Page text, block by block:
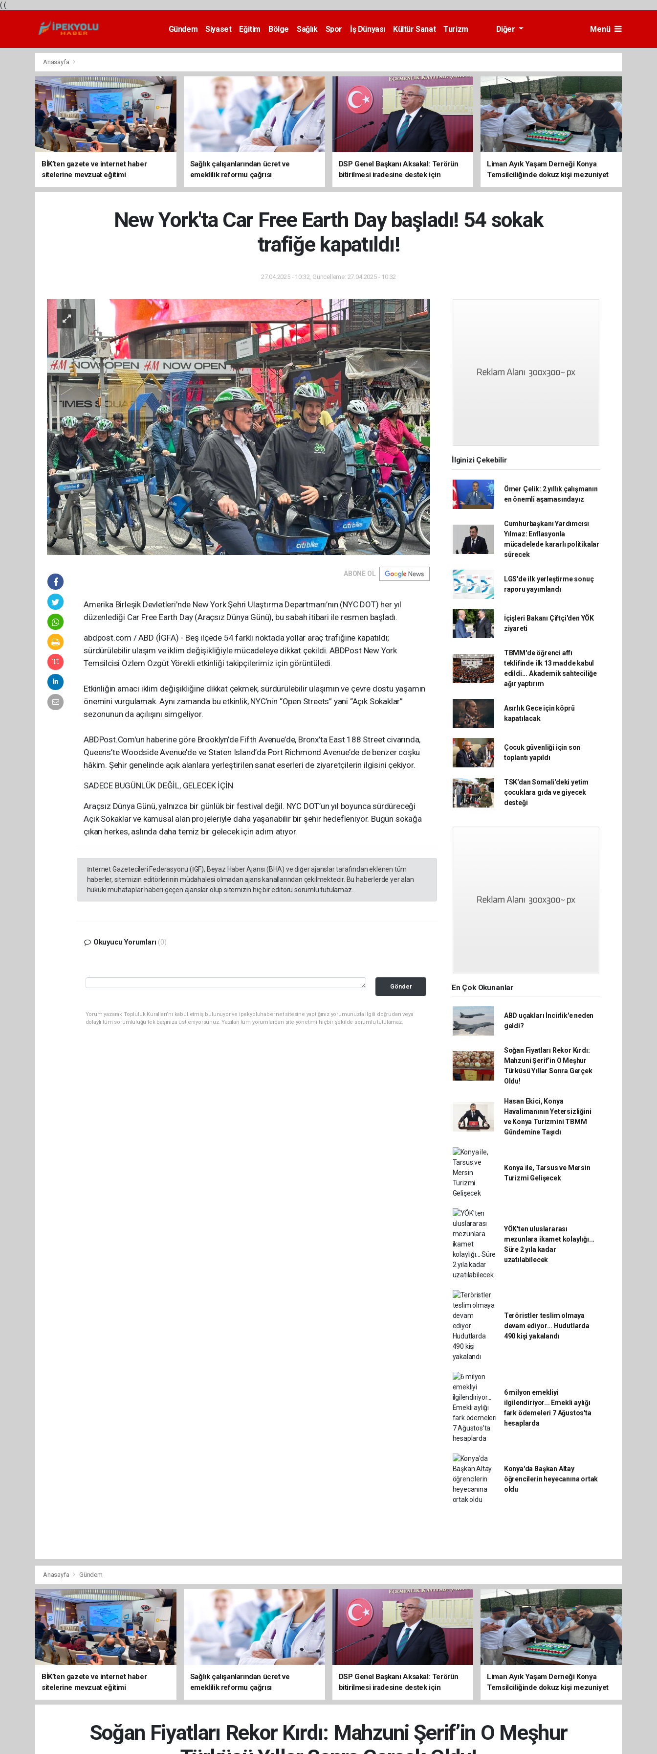
( (
Gündem Siyaset Eğitim Bölge Sağlık Spor İş Dünyası Kültür Sanat
Turizm
Diğer Menü
Anasayfa
BİK’ten gazete ve internet haber
sitelerine mevzuat eğitimi
Sağlık çalışanlarından ücret ve
emeklilik reformu çağrısı
DSP Genel Başkanı Aksakal: Terörün
bitirilmesi iradesine destek için
imzalayacağım
Liman Ayık Yaşam Derneği Konya
Temsilciliğinde dokuz kişi mezuniyet
sevinci yaşadı
New York'ta Car Free Earth Day başladı! 54 sokak
trafiğe kapatıldı!
27.04.2025 - 10:32, Güncelleme: 27.04.2025 - 10:32
ABONE OL
Amerika Birleşik Devletleri'nde New York Şehri Ulaştırma Departmanı’nın (NYC DOT) her yıl
düzenlediği Car Free Earth Day (Araçsız Dünya Günü), bu sabah itibari ile resmen başladı.
abdpost.com / ABD (İGFA) - Beş ilçede 54 farklı noktada yollar araç trafiğine kapatıldı;
sürdürülebilir ulaşım ve iklim değişikliğiyle mücadeleye dikkat çekildi. ABDPost New York
Temsilcisi Özlem Özgüt Yörekli etkinliği takipçilerimiz için görüntüledi.
Etkinliğin amacı iklim değişikliğine dikkat çekmek, sürdürülebilir ulaşımın ve çevre dostu yaşamın
önemini vurgulamak. Aynı zamanda bu etkinlik, NYC’nin “Open Streets” yani “Açık Sokaklar”
sezonunun da açılışını simgeliyor.
ABDPost.Com'un haberine göre Brooklyn’de Fifth Avenue’de, Bronx’ta East 188 Street civarında,
Queens’te Woodside Avenue’de ve Staten Island’da Port Richmond Avenue’de de benzer coşku
hâkim. Şehir genelinde açık alanlara yerleştirilen sanat eserleri de ziyaretçilerin ilgisini çekiyor.
SADECE BUGÜNLÜK DEĞİL, GELECEK İÇİN
Araçsız Dünya Günü, yalnızca bir günlük bir festival değil. NYC DOT’un yıl boyunca sürdüreceği
Açık Sokaklar ve kamusal alan projeleriyle daha yaşanabilir bir şehir hedefleniyor. Bugün sokağa
çıkan herkes, aslında daha temiz bir gelecek için adım atıyor.
İnternet Gazetecileri Federasyonu (İGF), Beyaz Haber Ajansı (BHA) ve diğer ajanslar tarafından eklenen tüm
haberler, sitemizin editörlerinin müdahalesi olmadan ajans kanallarından çekilmektedir. Bu haberlerde yer alan
hukuki muhataplar haberi geçen ajanslar olup sitemizin hiç bir editörü sorumlu tutulamaz...
Okuyucu Yorumları (0)
Gönder
Yorum yazarak Topluluk Kuralları’nı kabul etmiş bulunuyor ve ipekyoluhaber.net sitesine yaptığınız yorumunuzla ilgili doğrudan veya
dolaylı tüm sorumluluğu tek başınıza üstleniyorsunuz. Yazılan tüm yorumlardan site yönetimi hiçbir şekilde sorumlu tutulamaz.
İlginizi Çekebilir
Ömer Çelik: 2 yıllık çalışmanın
en önemli aşamasındayız
Cumhurbaşkanı Yardımcısı
Yılmaz: Enflasyonla
mücadelede kararlı politikalar
sürecek
LGS'de ilk yerleştirme sonuç
raporu yayımlandı
İçişleri Bakanı Çiftçi'den YÖK
ziyareti
TBMM'de öğrenci affı
teklifinde ilk 13 madde kabul
edildi... Akademik sahteciliğe
ağır yaptırım
Asırlık Gece için köprü
kapatılacak
Çocuk güvenliği için son
toplantı yapıldı
TSK'dan Somali'deki yetim
çocuklara gıda ve giyecek
desteği
En Çok Okunanlar
ABD uçakları İncirlik'e neden
geldi?
Soğan Fiyatları Rekor Kırdı:
Mahzuni Şerif’in O Meşhur
Türküsü Yıllar Sonra Gerçek
Oldu!
Hasan Ekici, Konya
Havalimanının Yetersizliğini
ve Konya Turizmini TBMM
Gündemine Taşıdı
Konya ile, Tarsus ve Mersin
Turizmi Gelişecek
YÖK'ten uluslararası
mezunlara ikamet kolaylığı...
Süre 2 yıla kadar
uzatılabilecek
Teröristler teslim olmaya
devam ediyor... Hudutlarda
490 kişi yakalandı
6 milyon emekliyi
ilgilendiriyor... Emekli aylığı
fark ödemeleri 7 Ağustos'ta
hesaplarda
Konya'da Başkan Altay
öğrencilerin heyecanına ortak
oldu
Anasayfa Gündem
BİK’ten gazete ve internet haber
sitelerine mevzuat eğitimi
Sağlık çalışanlarından ücret ve
emeklilik reformu çağrısı
DSP Genel Başkanı Aksakal: Terörün
bitirilmesi iradesine destek için
imzalayacağım
Liman Ayık Yaşam Derneği Konya
Temsilciliğinde dokuz kişi mezuniyet
sevinci yaşadı
Soğan Fiyatları Rekor Kırdı: Mahzuni Şerif’in O Meşhur